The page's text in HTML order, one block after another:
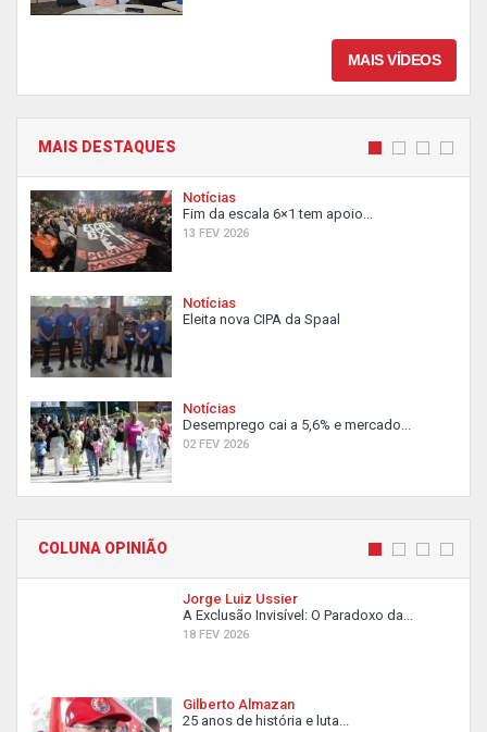
MAIS VÍDEOS
MAIS DESTAQUES
Notícias
Fim da escala 6×1 tem apoio...
13 FEV 2026
Notícias
Eleita nova CIPA da Spaal
Notícias
Desemprego cai a 5,6% e mercado...
02 FEV 2026
COLUNA OPINIÃO
Jorge Luiz Ussier
A Exclusão Invisível: O Paradoxo da...
18 FEV 2026
Gilberto Almazan
25 anos de história e luta...